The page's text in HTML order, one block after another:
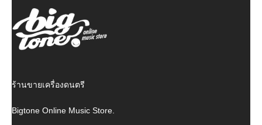
ร้านขายเครื่องดนตรี
Bigtone Online Music Store.